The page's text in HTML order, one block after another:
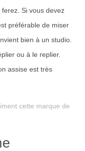
ferez. Si vous devez
préférable de miser
bien à un studio.
ou à le replier.
assise est très
cette marque de